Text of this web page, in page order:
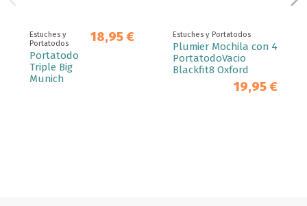
Estuches y
Portatodos
Portatodo
Triple Big
Munich
18,95 € Estuches y Portatodos
Plumier Mochila con 4
PortatodoVacio
Blackfit8 Oxford
19,95 €